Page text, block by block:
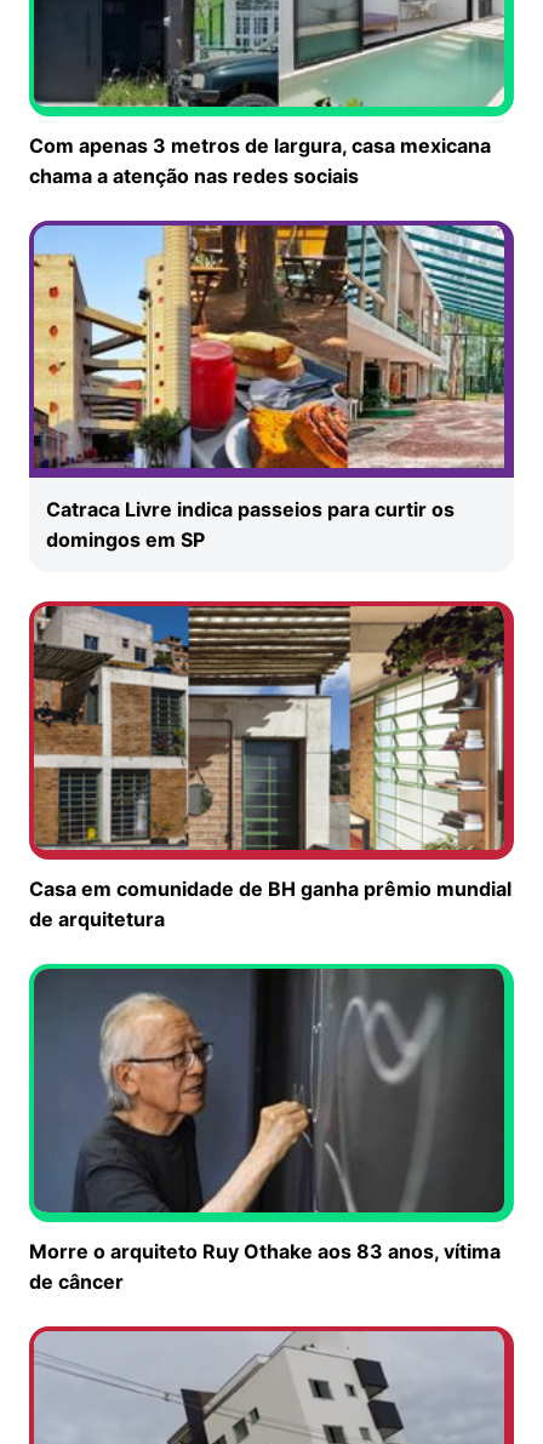
Com apenas 3 metros de largura, casa mexicana
chama a atenção nas redes sociais
Catraca Livre indica passeios para curtir os
domingos em SP
Casa em comunidade de BH ganha prêmio mundial
de arquitetura
Morre o arquiteto Ruy Othake aos 83 anos, vítima
de câncer